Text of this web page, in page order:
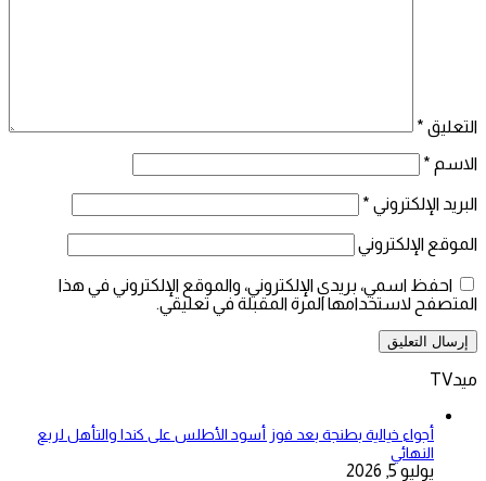
التعليق *
الاسم *
البريد الإلكتروني *
الموقع الإلكتروني
احفظ اسمي، بريدي الإلكتروني، والموقع الإلكتروني في هذا
المتصفح لاستخدامها المرة المقبلة في تعليقي.
ميدTV
أجواء خيالية بطنجة بعد فوز أسود الأطلس على كندا والتأهل لربع
النهائي
يوليو 5, 2026